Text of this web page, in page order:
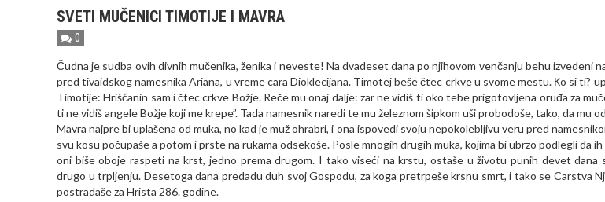
SVETI MUČENICI TIMOTIJE I MAVRA
0
Čudna je sudba ovih divnih mučenika, ženika i neveste! Na dvadeset dana po njihovom venčanju behu izvedeni
pred tivaidskog namesnika Ariana, u vreme cara Dioklecijana. Timotej beše čtec crkve u svome mestu. Кo si ti?
Timotije: Hrišćanin sam i čtec crkve Božje. Reče mu onaj dalje: zar ne vidiš ti oko tebe prigotovljena oruđa za
ti ne vidiš angele Božje koji me krepe”. Tada namesnik naredi te mu železnom šipkom uši probodoše, tako, da mu
Mavra najpre bi uplašena od muka, no kad je muž ohrabri, i ona ispovedi svoju nepokolebljivu veru pred
svu kosu počupaše a potom i prste na rukama odsekoše. Posle mnogih drugih muka, kojima bi ubrzo podlegli da
oni biše oboje raspeti na krst, jedno prema drugom. I tako viseći na krstu, ostaše u životu punih devet dana
drugo u trpljenju. Desetoga dana predadu duh svoj Gospodu, za koga pretrpeše krsnu smrt, i tako se Carstva
postradaše za Hrista 286. godine.